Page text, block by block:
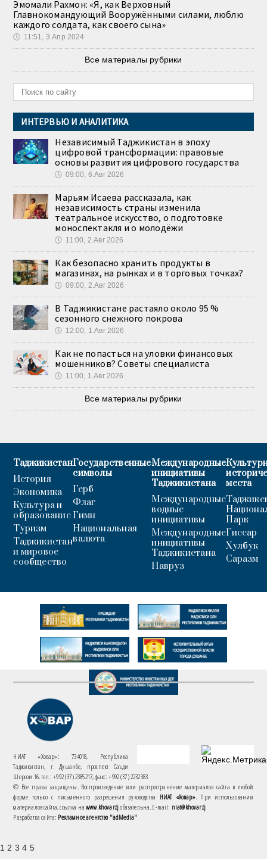
Эмомали Рахмон: «Я, как Верховный
Главнокомандующий Вооружёнными силами, люблю
каждого солдата, как своего сына»
🕔 11:51, 3.Апр 2024
Все материалы рубрики
ИНТЕРВЬЮ И АНАЛИТИКА
Независимый Таджикистан в эпоху
цифровой трансформации: правовые
основы развития цифрового государства
🕔 09:00, 6.Авг 2026
Марьям Исаева рассказала, как
независимость страны изменила
театральное искусство, о подготовке
моноспектакля и о молодёжи
🕔 11:00, 2.Авг 2026
Как безопасно хранить продукты в
магазинах, на рынках и в торговых точках?
🕔 09:00, 2.Авг 2026
В Таджикистане растаяло около 95 %
сезонного снежного покрова
🕔 12:00, 1.Авг 2026
Как не попасться на уловки финансовых
мошенников? Советы специалиста
🕔 11:00, 1.Авг 2026
Все материалы рубрики
Таджикистан
История
Экономика
Культура и
образование
Туризм
Таджикистан
и мировое
сообщество
Государственные
символы
Герб
Флаг
Гимн
Национальная
валюта
Международные
инициативы
Таджикистана
Международные
водные
инициативы
Международные
инициативы
Таджикистана
Навруз
места
Парк
Гиссар
Хулбук
Саразм
НИАТ «Ховар»: 734018, Республика
Таджикистан, г. Душанбе, проспект Саъди
Шерози 16. тел.: +992 (37) 2385217, факс: +992 (37) 2232383
© Все права защищены. Воспроизведение или распространение материалов сайта в любой
форме только с письменного разрешения руководства НИАТ «Ховар». При использовании
материалов сайта, ссылка наwww.khovar.tjобязательна. E-mail: niat@khovar.tj
Разработка сайта: Рекламное агентство "adMedia"
1 2 3 4 5